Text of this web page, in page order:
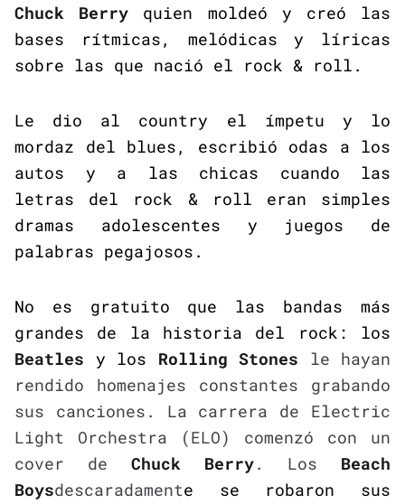
Chuck Berry quien moldeó y creó las
bases rítmicas, melódicas y líricas
sobre las que nació el rock & roll.
Le dio al country el ímpetu y lo
mordaz del blues, escribió odas a los
autos y a las chicas cuando las
letras del rock & roll eran simples
dramas adolescentes y juegos de
palabras pegajosos.
No es gratuito que las bandas más
grandes de la historia del rock: los
Beatles y los Rolling Stones le hayan
rendido homenajes constantes grabando
sus canciones. La carrera de Electric
Light Orchestra (ELO) comenzó con un
cover de Chuck Berry. Los Beach
Boysdescaradamente se robaron sus